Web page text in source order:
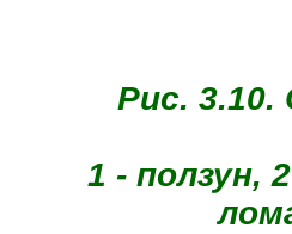
Рис. 3.10.
1 - ползун,